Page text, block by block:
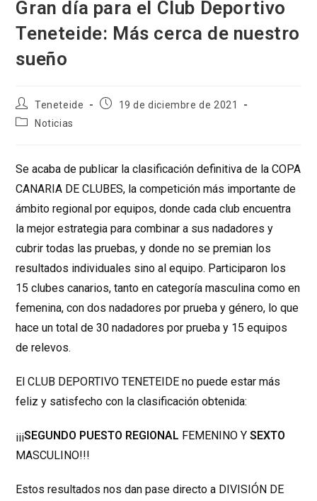
Gran día para el Club Deportivo
Teneteide: Más cerca de nuestro
sueño
Autor
de
la
Teneteide
Publicación
19 de diciembre de 2021
Categoría
entrada:
Noticias
Se acaba de publicar la clasificación definitiva de la COPA
CANARIA DE CLUBES, la competición más importante de
ámbito regional por equipos, donde cada club encuentra
la mejor estrategia para combinar a sus nadadores y
cubrir todas las pruebas, y donde no se premian los
resultados individuales sino al equipo. Participaron los
15 clubes canarios, tanto en categoría masculina como en
femenina, con dos nadadores por prueba y género, lo que
hace un total de 30 nadadores por prueba y 15 equipos
de relevos.
El CLUB DEPORTIVO TENETEIDE no puede estar más
feliz y satisfecho con la clasificación obtenida:
¡¡¡SEGUNDO PUESTO REGIONAL FEMENINO YSEXTO
MASCULINO!!!
Estos resultados nos dan pase directo a DIVISIÓN DE